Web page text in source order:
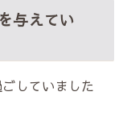
与えてい
していました